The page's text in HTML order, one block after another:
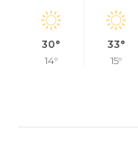
30°
14°
33°
15°